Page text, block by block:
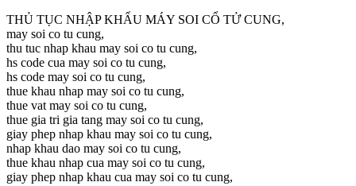
THỦ TỤC NHẬP KHẨU MÁY SOI CỔ TỬ CUNG,
may soi co tu cung,
thu tuc nhap khau may soi co tu cung,
hs code cua may soi co tu cung,
hs code may soi co tu cung,
thue khau nhap may soi co tu cung,
thue vat may soi co tu cung,
thue gia tri gia tang may soi co tu cung,
giay phep nhap khau may soi co tu cung,
nhap khau dao may soi co tu cung,
thue khau nhap cua may soi co tu cung,
giay phep nhap khau cua may soi co tu cung,